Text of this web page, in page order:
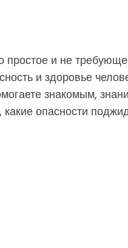
простое и не
и здоровье
знакомым,
опасности